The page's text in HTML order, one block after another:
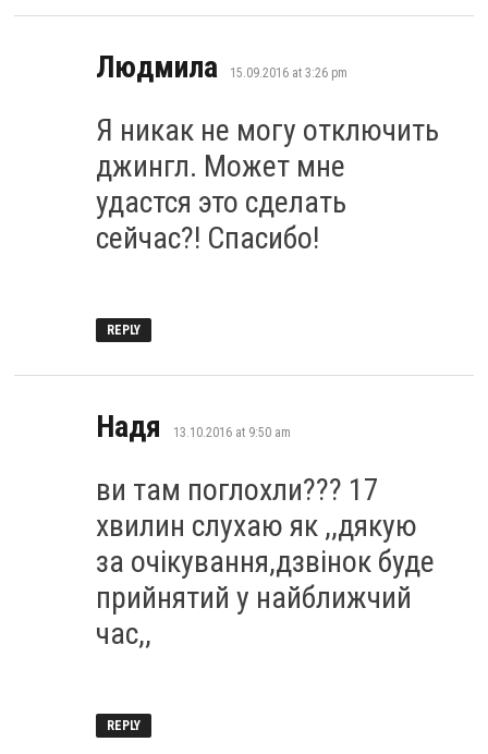
Людмила says:
15.09.2016 at 3:26 pm
Я никак не могу отключить
джингл. Может мне
удастся это сделать
сейчас?! Спасибо!
REPLY
Надя says:
13.10.2016 at 9:50 am
ви там поглохли??? 17
хвилин слухаю як ,,дякую
за очікування,дзвінок буде
прийнятий у найближчий
час,,
REPLY